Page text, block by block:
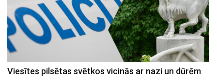
Viesītes pilsētas svētkos vicinās ar nazi un dūrēm